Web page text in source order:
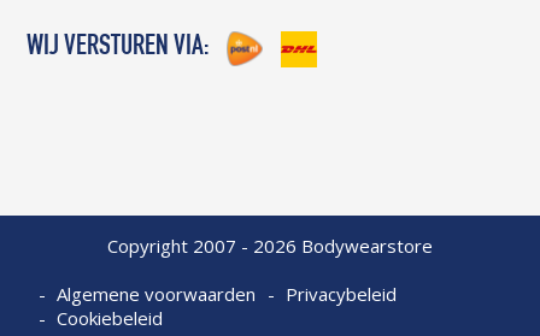
WIJ VERSTUREN VIA:
Copyright 2007 - 2026 Bodywearstore
Algemene voorwaarden
Privacybeleid
Cookiebeleid